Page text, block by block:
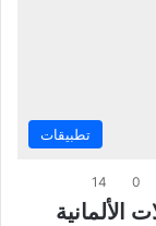
تطبيقات
0
14
الألمانية